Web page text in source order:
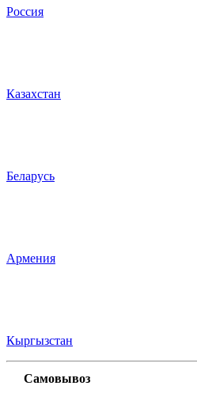
Россия
Казахстан
Беларусь
Армения
Кыргызстан
Самовывоз